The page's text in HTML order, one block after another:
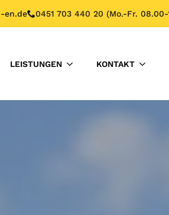
en.de 0451 703 440 20 (Mo.-Fr. 08.00-
LEISTUNGEN KONTAKT